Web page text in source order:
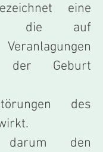
eine
die auf
Geburt
des
den